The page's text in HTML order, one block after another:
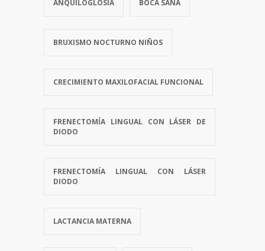
ANQUILOGLOSIA BOCA SANA
BRUXISMO NOCTURNO NIÑOS
CRECIMIENTO MAXILOFACIAL FUNCIONAL
FRENECTOMÍA LINGUAL CON LÁSER DE
DIODO
FRENECTOMÍA LINGUAL CON LÁSER
DIODO
LACTANCIA MATERNA